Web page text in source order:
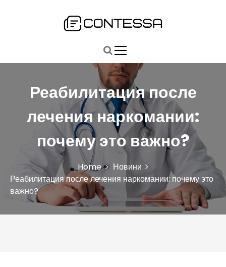
Реабилитация после
лечения наркомании:
почему это важно?
Home
Новини
Реабилитация после лечения наркомании: почему это
важно?